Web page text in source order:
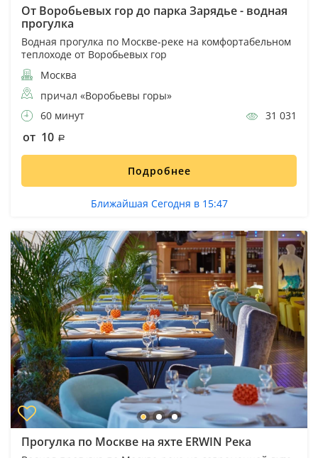
От Воробьевых гор до парка Зарядье - водная
прогулка
Водная прогулка по Москве-реке на комфортабельном
теплоходе от Воробьевых гор
Москва
причал «Воробьевы горы»
60 минут
31 031
от 10
Подробнее
Ближайшая Сегодня в 15:47
Прогулка по Москве на яхте ERWIN Река